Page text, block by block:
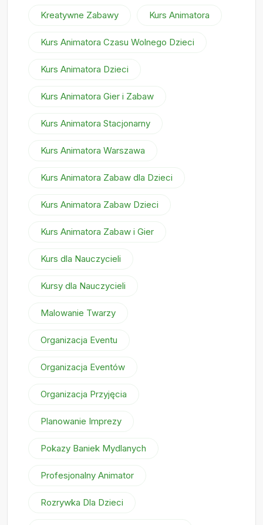
Kreatywne Zabawy Kurs Animatora
Kurs Animatora Czasu Wolnego Dzieci
Kurs Animatora Dzieci
Kurs Animatora Gier i Zabaw
Kurs Animatora Stacjonarny
Kurs Animatora Warszawa
Kurs Animatora Zabaw dla Dzieci
Kurs Animatora Zabaw Dzieci
Kurs Animatora Zabaw i Gier
Kurs dla Nauczycieli
Kursy dla Nauczycieli
Malowanie Twarzy
Organizacja Eventu
Organizacja Eventów
Organizacja Przyjęcia
Planowanie Imprezy
Pokazy Baniek Mydlanych
Profesjonalny Animator
Rozrywka Dla Dzieci